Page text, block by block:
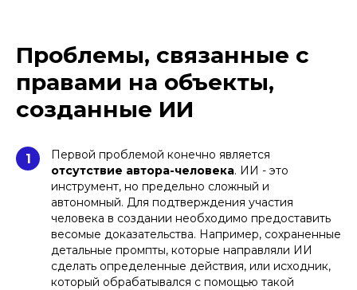
Проблемы, связанные с
правами на объекты,
созданные ИИ
1
Первой проблемой конечно является
отсутствие автора-человека. ИИ - это
инструмент, но предельно сложный и
автономный. Для подтверждения участия
человека в создании необходимо предоставить
весомые доказательства. Например, сохраненные
детальные промпты, которые направляли ИИ
сделать определенные действия, или исходник,
который обрабатывался с помощью такой